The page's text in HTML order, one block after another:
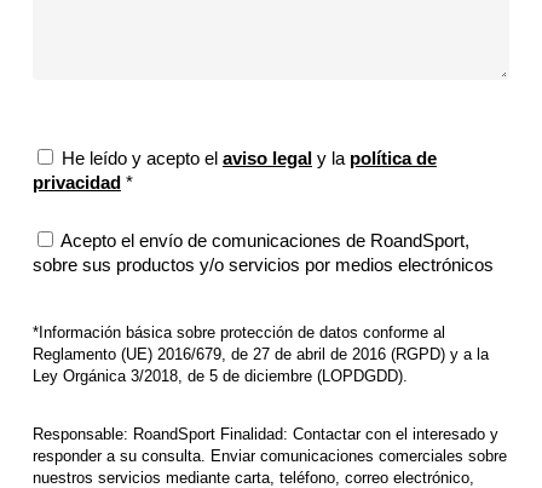
He leído y acepto el aviso legaly la política de
privacidad*
Acepto el envío de comunicaciones de RoandSport,
sobre sus productos y/o servicios por medios electrónicos
*Información básica sobre protección de datos conforme al
Reglamento (UE) 2016/679, de 27 de abril de 2016 (RGPD) y a la
Ley Orgánica 3/2018, de 5 de diciembre (LOPDGDD).
Responsable: RoandSport Finalidad: Contactar con el interesado y
responder a su consulta. Enviar comunicaciones comerciales sobre
nuestros servicios mediante carta, teléfono, correo electrónico,